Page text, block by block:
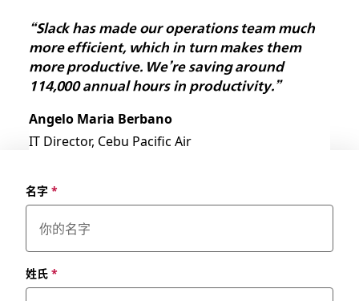
“Slack has made our operations team much
more efficient, which in turn makes them
more productive. We’re saving around
114,000 annual hours in productivity.”
Angelo Maria Berbano
IT Director, Cebu Pacific Air
名字*
姓氏*